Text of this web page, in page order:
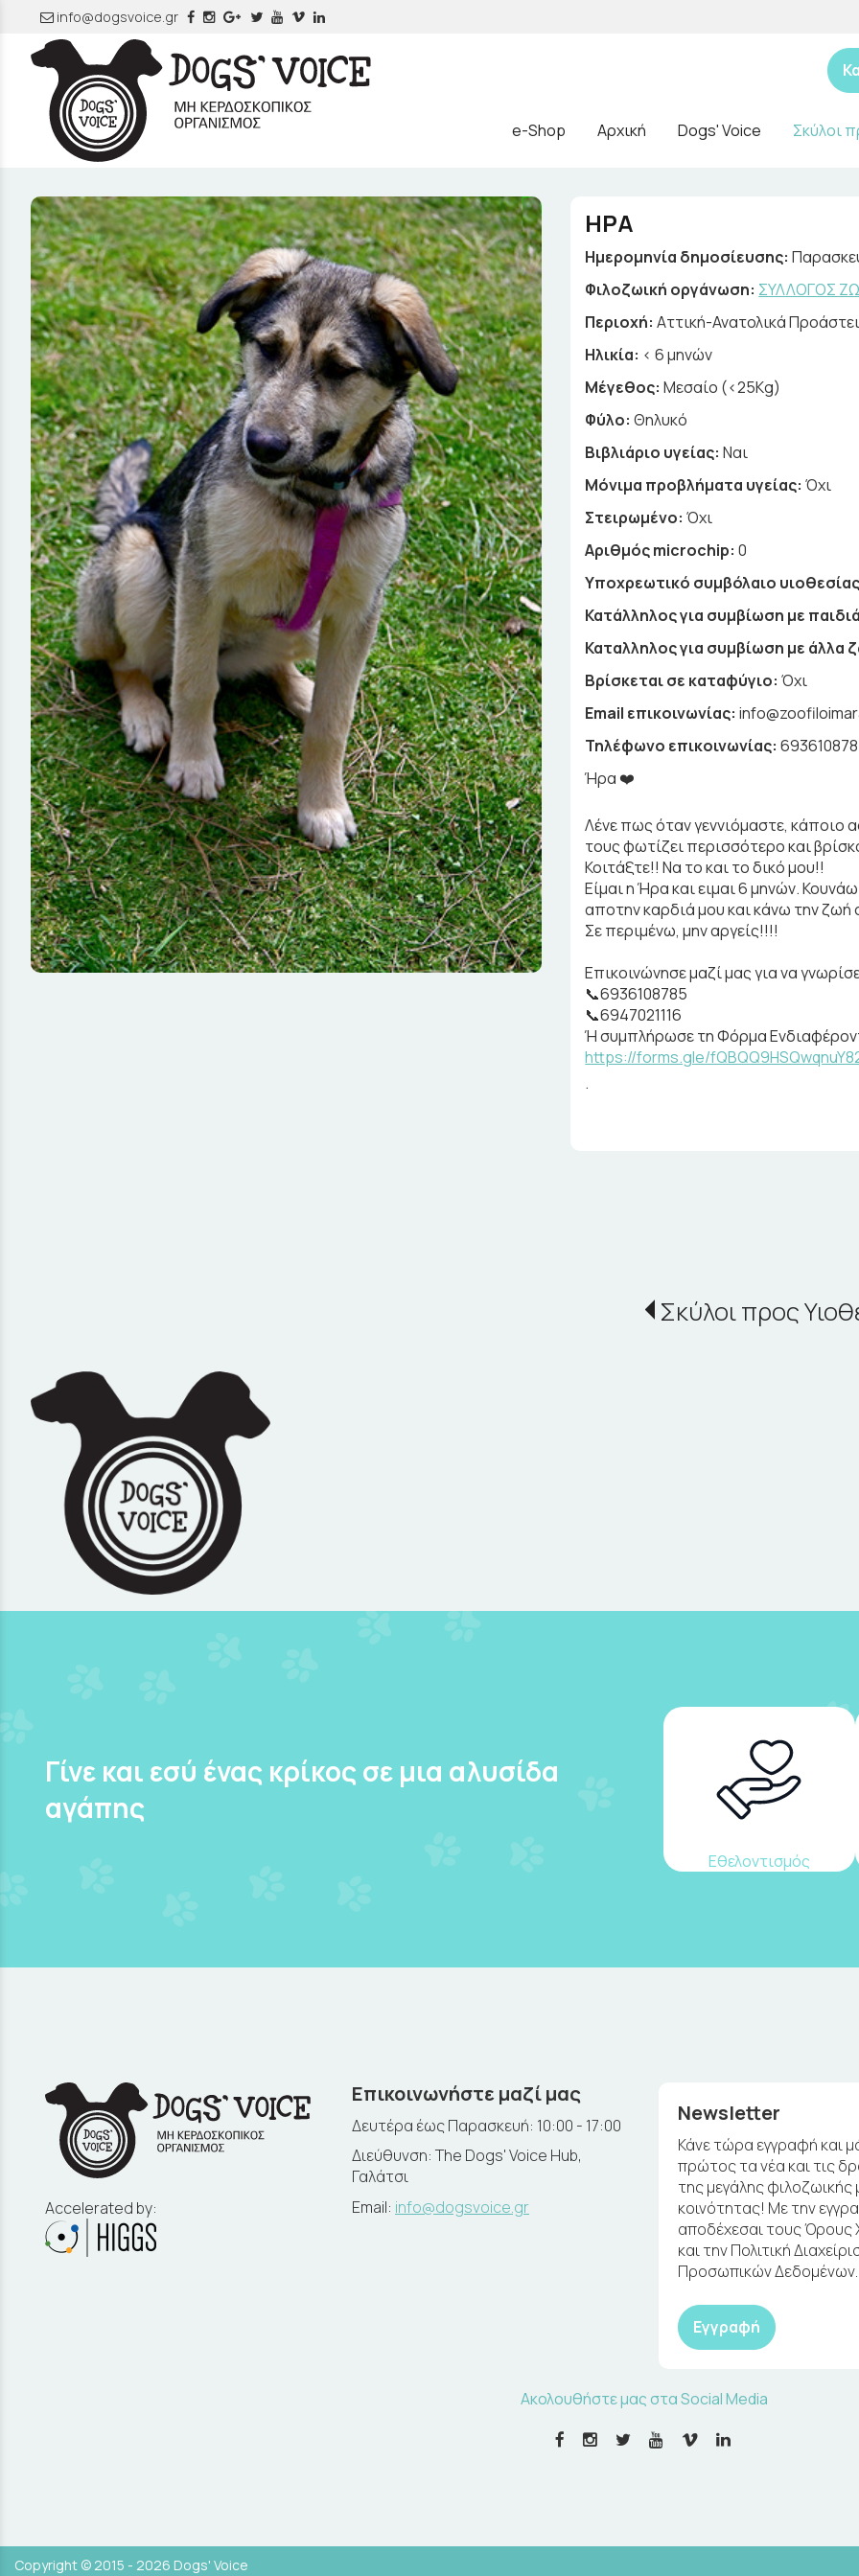
info@dogsvoice.gr
e-Shop Αρχική Dogs' Voice Σκύλοι
ΗΡΑ
Ημερομηνία δημοσίευσης:
Φιλοζωική οργάνωση: ΣΥΛΛΟΓΟΣ
Περιοχή:Αττική-Ανατολικά
Ηλικία: < 6 μηνών
Μέγεθος:Μεσαίο (<25Kg)
Φύλο:Θηλυκό
Βιβλιάριο υγείας: Ναι
Μόνιμα προβλήματα υγείας: Όχι
Στειρωμένο: Όχι
Αριθμός microchip: 0
Υποχρεωτικό συμβόλαιο
Κατάλληλος για συμβίωση με
Καταλληλος για συμβίωση με άλλα
Βρίσκεται σε καταφύγιο: Όχι
Email επικοινωνίας:
Τηλέφωνο επικοινωνίας:
Ήρα ❤️
Λένε πως όταν γεννιόμαστε, κάποιο
τους φωτίζει περισσότερο και
Κοιτάξτε!! Να το και το δικό μου!!
Είμαι η Ήρα και ειμαι 6 μηνών.
αποτην καρδιά μου και κάνω την ζωή
Σε περιμένω, μην αργείς!!!!
Επικοινώνησε μαζί μας για να
📞6936108785
📞6947021116
Ή συμπλήρωσε τη Φόρμα
https://forms.gle/
.
Σκύλοι προς
Γίνε και εσύ ένας κρίκος σε μια αλυσίδα
αγάπης
Εθελοντισμός
Accelerated by:
Επικοινωνήστε μαζί μας
Δευτέρα έως Παρασκευή: 10:00 - 17:00
Διεύθυνση: The Dogs' Voice Hub,
Γαλάτσι
Email: info@dogsvoice.gr
Newsletter
Κάνε τώρα εγγραφή και
πρώτος τα νέα και τις
της μεγάλης φιλοζωικής
κοινότητας! Με την
αποδέχεσαι τους Όρους
και την Πολιτική
Προσωπικών Δεδομένων.
Εγγραφή
Ακολουθήστε μας στα Social Media
Copyright © 2015 - 2026 Dogs' Voice